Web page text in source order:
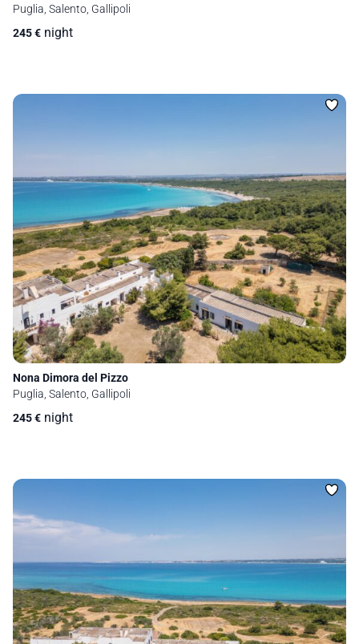
Puglia, Salento, Gallipoli
245€ night
Nona Dimora del Pizzo
Puglia, Salento, Gallipoli
245€ night